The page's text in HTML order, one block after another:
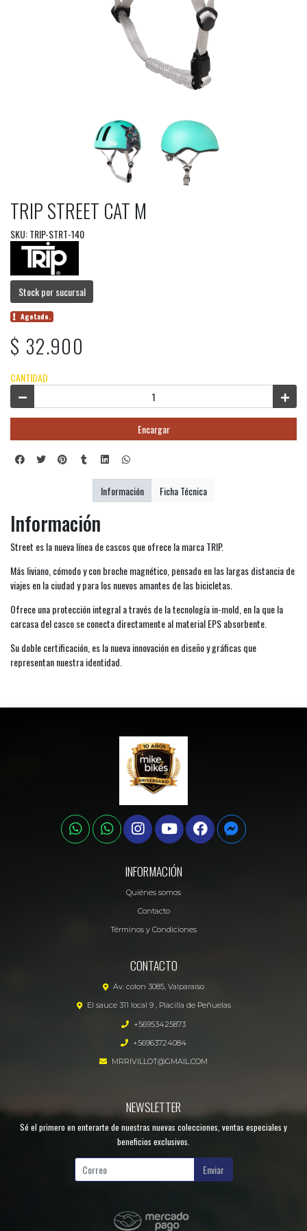
TRIP STREET CAT M
SKU: TRIP-STRT-140
Stock por sucursal
Agotado.
$ 32.900
CANTIDAD
Encargar
Información
Street es la nueva línea de cascos que ofrece la marca TRIP.
Más liviano, cómodo y con broche magnético, pensado en las largas distancia de
viajes en la ciudad y para los nuevos amantes de las bicicletas.
Ofrece una protección integral a través de la tecnología in-mold, en la que la
carcasa del casco se conecta directamente al material EPS absorbente.
Su doble certificación, es la nueva innovación en diseño y gráficas que
representan nuestra identidad.
Información Ficha Técnica
INFORMACIÓN
Quiénes somos
Contacto
Términos y Condiciones
CONTACTO
Av. colon 3085, Valparaíso
El sauce 311 local 9 , Placilla de Peñuelas
+56953425873
+56963724084
MRRIVILLOT@GMAIL.COM
NEWSLETTER
Sé el primero en enterarte de nuestras nuevas colecciones, ventas especiales y
beneficios exclusivos.
Enviar